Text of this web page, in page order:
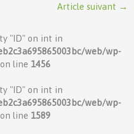
Article suivant →
"ID" on int in
web/wp-
line 1456
"ID" on int in
web/wp-
line 1589